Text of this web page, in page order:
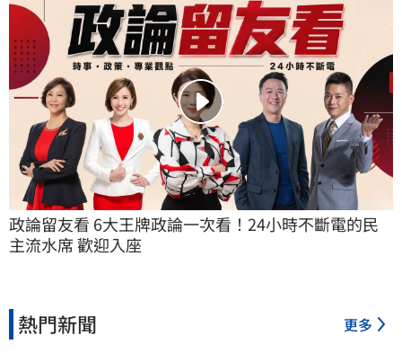
政論留友看 6大王牌政論一次看！24小時不斷電的民
主流水席 歡迎入座
熱門新聞 更多